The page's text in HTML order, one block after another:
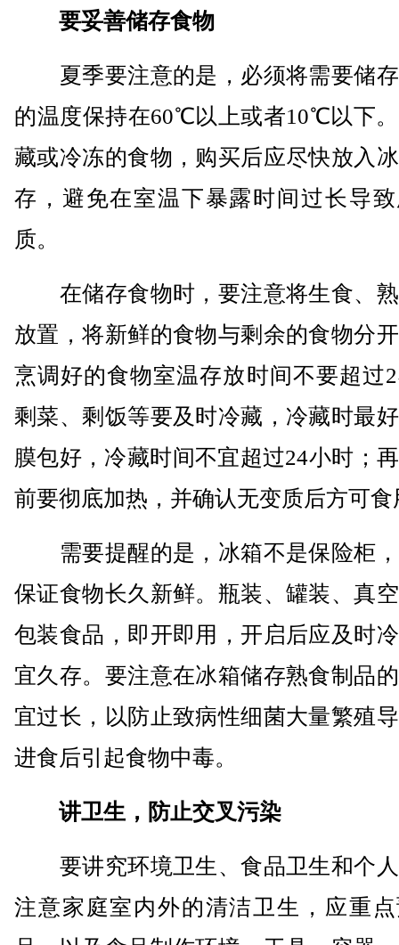
要妥善储存食物
夏季要注意的是，必须将需要储
的温度保持在60℃以上或者10℃以下
藏或冷冻的食物，购买后应尽快放入
存，避免在室温下暴露时间过长导
质。
在储存食物时，要注意将生食、
放置，将新鲜的食物与剩余的食物分
烹调好的食物室温存放时间不要超过
剩菜、剩饭等要及时冷藏，冷藏时最
膜包好，冷藏时间不宜超过24小时；
前要彻底加热，并确认无变质后方可食
需要提醒的是，冰箱不是保险柜
保证食物长久新鲜。瓶装、罐装、真
包装食品，即开即用，开启后应及时
宜久存。要注意在冰箱储存熟食制品
宜过长，以防止致病性细菌大量繁殖
进食后引起食物中毒。
讲卫生，防止交叉污染
要讲究环境卫生、食品卫生和个
注意家庭室内外的清洁卫生，应重